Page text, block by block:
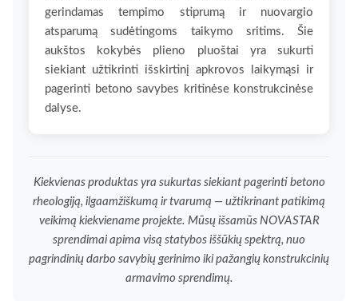
gerindamas tempimo stiprumą ir nuovargio
atsparumą sudėtingoms taikymo sritims. Šie
aukštos kokybės plieno pluoštai yra sukurti
siekiant užtikrinti išskirtinį apkrovos laikymąsi ir
pagerinti betono savybes kritinėse konstrukcinėse
dalyse.
Kiekvienas produktas yra sukurtas siekiant pagerinti betono
rheologiją, ilgaamžiškumą ir tvarumą — užtikrinant patikimą
veikimą kiekviename projekte. Mūsų išsamūs NOVASTAR
sprendimai apima visą statybos iššūkių spektrą, nuo
pagrindinių darbo savybių gerinimo iki pažangių konstrukcinių
armavimo sprendimų.